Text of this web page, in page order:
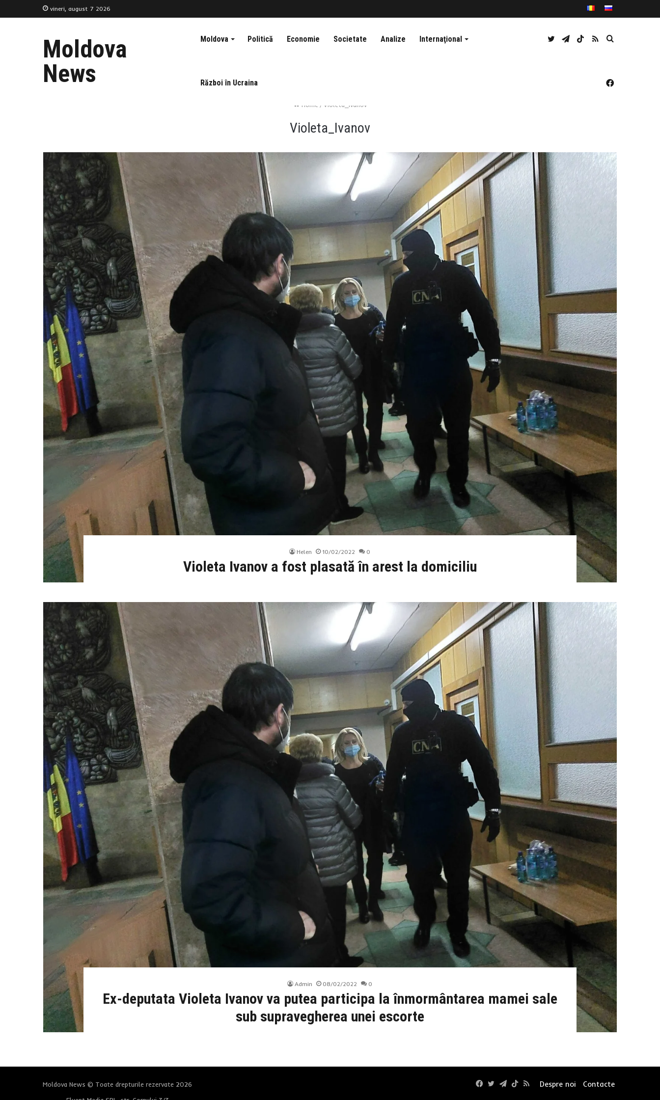
vineri, august 7 2026
Moldova
News
Moldova Politică Economie Societate Analize Internaţional
Război în Ucraina
Caută
RSS
TikTok
Telegram
Twitter
Facebook
Home / Violeta_Ivanov
Violeta_Ivanov
Helen 10/02/2022 0
Violeta Ivanov a fost plasată în arest la domiciliu
Admin 08/02/2022 0
Ex-deputata Violeta Ivanov va putea participa la înmormântarea mamei sale
sub supravegherea unei escorte
Moldova News © Toate drepturile rezervate 2026
Despre noi Contacte
Facebook
Twitter
Telegram
TikTok
RSS